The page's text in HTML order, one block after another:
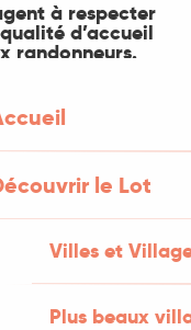
le Lot
Villes et
Plus beaux
à respecter
d’accueil
randonneurs.
Etape » sont
non motorisés. Ils
chambres d’hôtes,